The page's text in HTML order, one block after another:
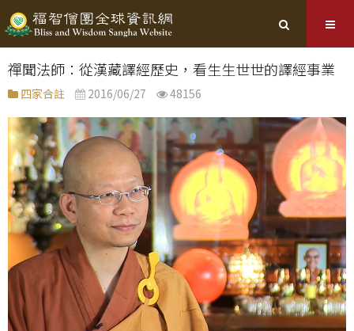
禪聞法師：從漢藏譯經歷史，看生生世世的譯經事業
四家合註 2016/06/27 48156